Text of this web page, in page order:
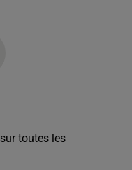
toutes les